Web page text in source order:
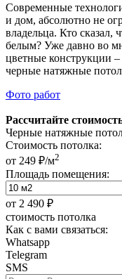
Современные
и дом, абсолютно не
владельца. Кто сказал,
белым? Уже давно во
цветные конструкции
черные натяжные
Фото работ
Рассчитайте
Черные натяжные
Стоимость потолка:
от 249 ₽/м2
Площадь помещения:
от 2 490 ₽
стоимость потолка
Как с вами связаться:
Whatsapp
Telegram
SMS